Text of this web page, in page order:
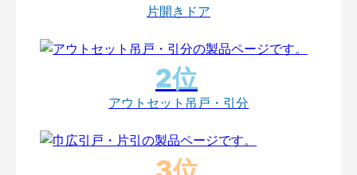
片開きドア
アウトセット吊戸・引分